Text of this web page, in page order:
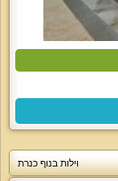
וילות בנוף כנרת